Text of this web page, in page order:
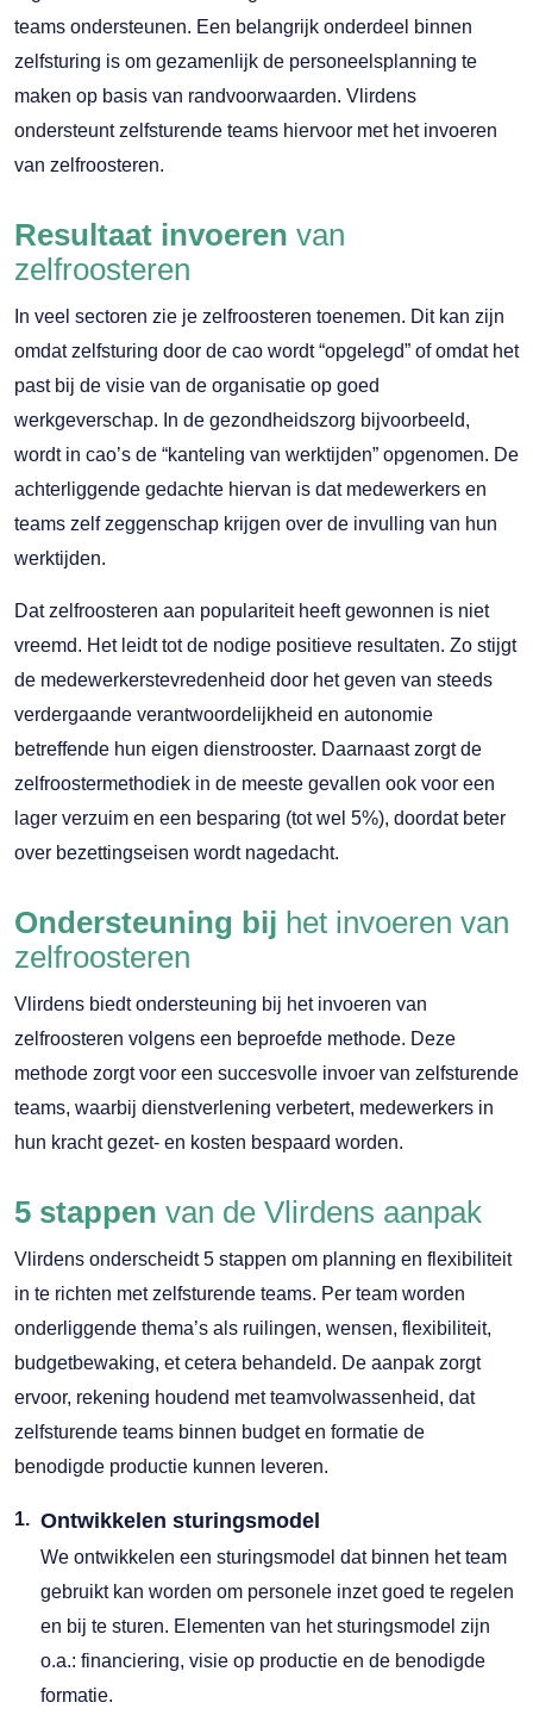
teams ondersteunen. Een belangrijk onderdeel binnen
zelfsturing is om gezamenlijk de personeelsplanning te
maken op basis van randvoorwaarden. Vlirdens
ondersteunt zelfsturende teams hiervoor met het invoeren
van zelfroosteren.
Resultaat invoeren van
zelfroosteren
In veel sectoren zie je zelfroosteren toenemen. Dit kan zijn
omdat zelfsturing door de cao wordt “opgelegd” of omdat het
past bij de visie van de organisatie op goed
werkgeverschap. In de gezondheidszorg bijvoorbeeld,
wordt in cao’s de “kanteling van werktijden” opgenomen. De
achterliggende gedachte hiervan is dat medewerkers en
teams zelf zeggenschap krijgen over de invulling van hun
werktijden.
Dat zelfroosteren aan populariteit heeft gewonnen is niet
vreemd. Het leidt tot de nodige positieve resultaten. Zo stijgt
de medewerkerstevredenheid door het geven van steeds
verdergaande verantwoordelijkheid en autonomie
betreffende hun eigen dienstrooster. Daarnaast zorgt de
zelfroostermethodiek in de meeste gevallen ook voor een
lager verzuim en een besparing (tot wel 5%), doordat beter
over bezettingseisen wordt nagedacht.
Ondersteuning bij het invoeren van
zelfroosteren
Vlirdens biedt ondersteuning bij het invoeren van
zelfroosteren volgens een beproefde methode. Deze
methode zorgt voor een succesvolle invoer van zelfsturende
teams, waarbij dienstverlening verbetert, medewerkers in
hun kracht gezet- en kosten bespaard worden.
5 stappen van de Vlirdens aanpak
Vlirdens onderscheidt 5 stappen om planning en flexibiliteit
in te richten met zelfsturende teams. Per team worden
onderliggende thema’s als ruilingen, wensen, flexibiliteit,
budgetbewaking, et cetera behandeld. De aanpak zorgt
ervoor, rekening houdend met teamvolwassenheid, dat
zelfsturende teams binnen budget en formatie de
benodigde productie kunnen leveren.
Ontwikkelen sturingsmodel
We ontwikkelen een sturingsmodel dat binnen het team
gebruikt kan worden om personele inzet goed te regelen
en bij te sturen. Elementen van het sturingsmodel zijn
o.a.: financiering, visie op productie en de benodigde
formatie.